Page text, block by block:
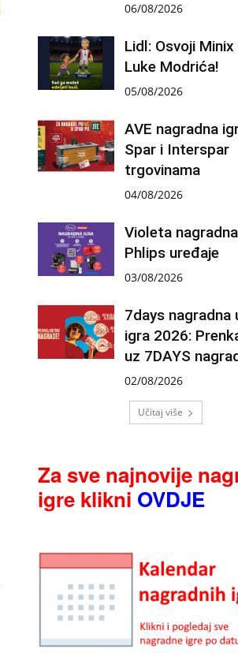
06/08/2026
Lidl: Osvoji
Luke Modrića!
05/08/2026
AVE nagradna
Spar i Interspar
trgovinama
04/08/2026
Violeta
Phlips uređaje
03/08/2026
7days nagradna
igra 2026:
uz 7DAYS
02/08/2026
Učitaj više
Za sve najnovije
igre klikni OVDJE